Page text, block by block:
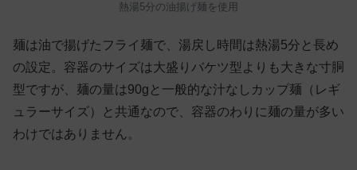
熱湯5分の油揚げ麺を使用
麺は油で揚げたフライ麺で、湯戻し時間は熱湯5分と長め
の設定。容器のサイズは大盛りバケツ型よりも大きな寸胴
型ですが、麺の量は90gと一般的な汁なしカップ麺（レギ
ュラーサイズ）と共通なので、容器のわりに麺の量が多い
わけではありません。